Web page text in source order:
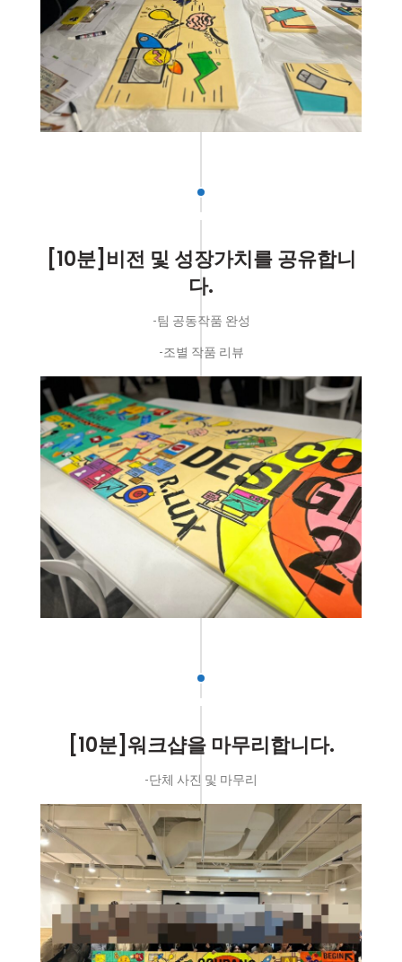
[10분]비전 및 성장가치를 공유합니
다.
-팀 공동작품 완성
-조별 작품 리뷰
[10분]워크샵을 마무리합니다.
-단체 사진 및 마무리